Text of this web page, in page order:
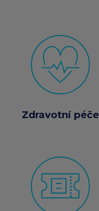
Zdravotní péče